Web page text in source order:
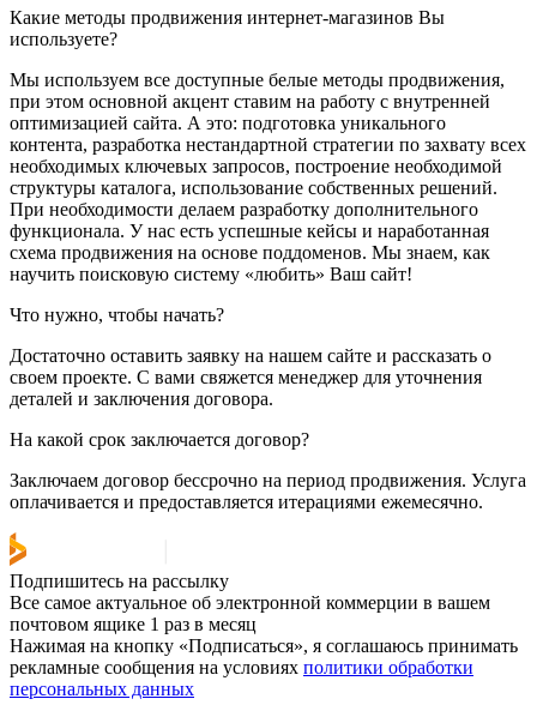
Какие методы продвижения интернет-магазинов Вы
используете?
Мы используем все доступные белые методы продвижения,
при этом основной акцент ставим на работу с внутренней
оптимизацией сайта. А это: подготовка уникального
контента, разработка нестандартной стратегии по захвату всех
необходимых ключевых запросов, построение необходимой
структуры каталога, использование собственных решений.
При необходимости делаем разработку дополнительного
функционала. У нас есть успешные кейсы и наработанная
схема продвижения на основе поддоменов. Мы знаем, как
научить поисковую систему «любить» Ваш сайт!
Что нужно, чтобы начать?
Достаточно оставить заявку на нашем сайте и рассказать о
своем проекте. С вами свяжется менеджер для уточнения
деталей и заключения договора.
На какой срок заключается договор?
Заключаем договор бессрочно на период продвижения. Услуга
оплачивается и предоставляется итерациями ежемесячно.
Подпишитесь на рассылку
Все самое актуальное об электронной коммерции в вашем
почтовом ящике 1 раз в месяц
Нажимая на кнопку «Подписаться», я соглашаюсь принимать
рекламные сообщения на условиях политики обработки
персональных данных